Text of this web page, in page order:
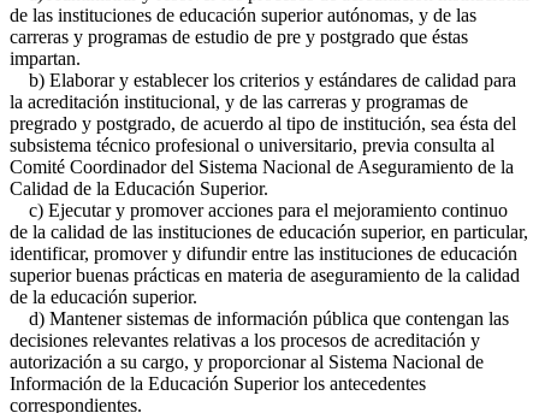
de las instituciones de educación superior autónomas, y de las
carreras y programas de estudio de pre y postgrado que éstas
impartan.
b) Elaborar y establecer los criterios y estándares de calidad para
la acreditación institucional, y de las carreras y programas de
pregrado y postgrado, de acuerdo al tipo de institución, sea ésta del
subsistema técnico profesional o universitario, previa consulta al
Comité Coordinador del Sistema Nacional de Aseguramiento de la
Calidad de la Educación Superior.
c) Ejecutar y promover acciones para el mejoramiento continuo
de la calidad de las instituciones de educación superior, en particular,
identificar, promover y difundir entre las instituciones de educación
superior buenas prácticas en materia de aseguramiento de la calidad
de la educación superior.
d) Mantener sistemas de información pública que contengan las
decisiones relevantes relativas a los procesos de acreditación y
autorización a su cargo, y proporcionar al Sistema Nacional de
Información de la Educación Superior los antecedentes
correspondientes.